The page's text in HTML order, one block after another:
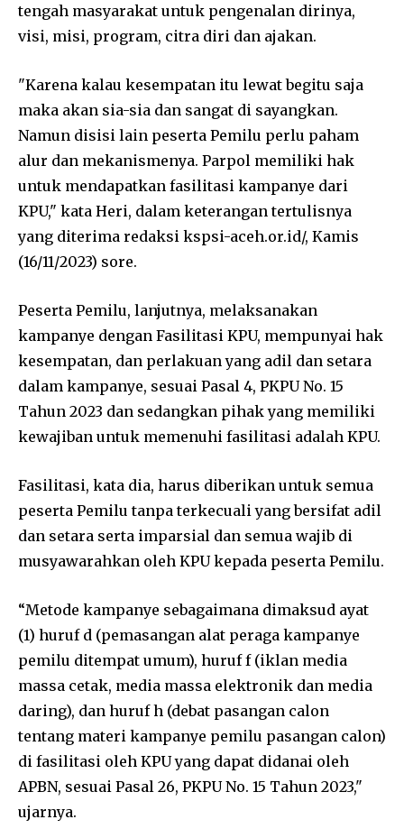
tengah masyarakat untuk pengenalan dirinya,
visi, misi, program, citra diri dan ajakan.
"Karena kalau kesempatan itu lewat begitu saja
maka akan sia-sia dan sangat di sayangkan.
Namun disisi lain peserta Pemilu perlu paham
alur dan mekanismenya. Parpol memiliki hak
untuk mendapatkan fasilitasi kampanye dari
KPU," kata Heri, dalam keterangan tertulisnya
yang diterima redaksi kspsi-aceh.or.id/, Kamis
(16/11/2023) sore.
Peserta Pemilu, lanjutnya, melaksanakan
kampanye dengan Fasilitasi KPU, mempunyai hak
kesempatan, dan perlakuan yang adil dan setara
dalam kampanye, sesuai Pasal 4, PKPU No. 15
Tahun 2023 dan sedangkan pihak yang memiliki
kewajiban untuk memenuhi fasilitasi adalah KPU.
Fasilitasi, kata dia, harus diberikan untuk semua
peserta Pemilu tanpa terkecuali yang bersifat adil
dan setara serta imparsial dan semua wajib di
musyawarahkan oleh KPU kepada peserta Pemilu.
“Metode kampanye sebagaimana dimaksud ayat
(1) huruf d (pemasangan alat peraga kampanye
pemilu ditempat umum), huruf f (iklan media
massa cetak, media massa elektronik dan media
daring), dan huruf h (debat pasangan calon
tentang materi kampanye pemilu pasangan calon)
di fasilitasi oleh KPU yang dapat didanai oleh
APBN, sesuai Pasal 26, PKPU No. 15 Tahun 2023,"
ujarnya.